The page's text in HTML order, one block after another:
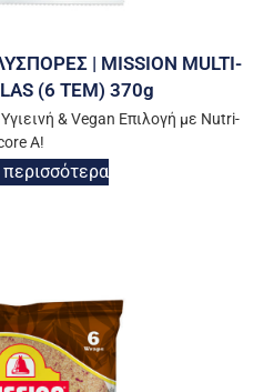
| MISSION MULTI-
(6 ΤΕΜ) 370g
& Vegan Επιλογή με Nutri-
A!